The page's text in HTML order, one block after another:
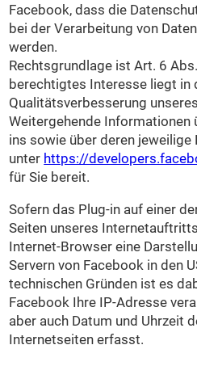
Facebook, dass die
bei der Verarbeitung von
werden.
Rechtsgrundlage ist Art. 6
berechtigtes Interesse liegt in
Qualitätsverbesserung
Weitergehende Informationen
ins sowie über deren
unter https://
für Sie bereit.
Sofern das Plug-in auf einer
Seiten unseres
Internet-Browser eine
Servern von Facebook in den
technischen Gründen ist es
Facebook Ihre IP-Adresse
aber auch Datum und Uhrzeit
Internetseiten erfasst.